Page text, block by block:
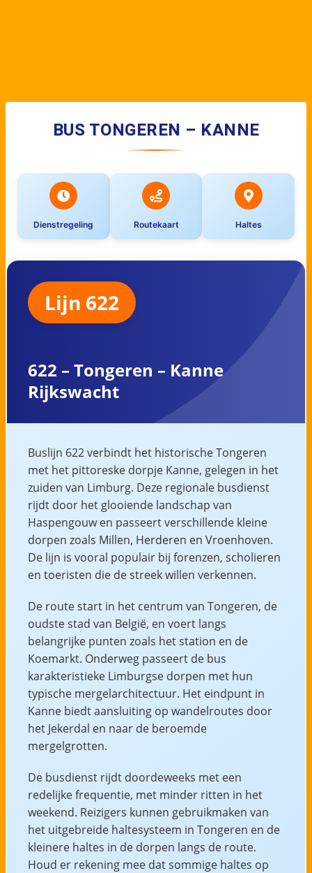
BUS TONGEREN – KANNE
Dienstregeling Routekaart Haltes
Lijn 622
622 – Tongeren – Kanne
Rijkswacht
Buslijn 622 verbindt het historische Tongeren
met het pittoreske dorpje Kanne, gelegen in het
zuiden van Limburg. Deze regionale busdienst
rijdt door het glooiende landschap van
Haspengouw en passeert verschillende kleine
dorpen zoals Millen, Herderen en Vroenhoven.
De lijn is vooral populair bij forenzen, scholieren
en toeristen die de streek willen verkennen.
De route start in het centrum van Tongeren, de
oudste stad van België, en voert langs
belangrijke punten zoals het station en de
Koemarkt. Onderweg passeert de bus
karakteristieke Limburgse dorpen met hun
typische mergelarchitectuur. Het eindpunt in
Kanne biedt aansluiting op wandelroutes door
het Jekerdal en naar de beroemde
mergelgrotten.
De busdienst rijdt doordeweeks met een
redelijke frequentie, met minder ritten in het
weekend. Reizigers kunnen gebruikmaken van
het uitgebreide haltesysteem in Tongeren en de
kleinere haltes in de dorpen langs de route.
Houd er rekening mee dat sommige haltes op